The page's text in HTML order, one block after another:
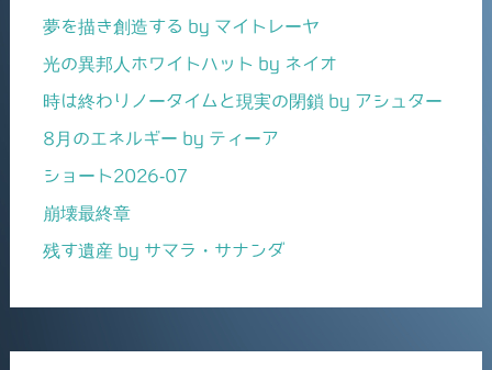
夢を描き創造する by マイトレーヤ
光の異邦人ホワイトハット by ネイオ
時は終わりノータイムと現実の閉鎖 by アシュター
8月のエネルギー by ティーア
ショート2026-07
崩壊最終章
残す遺産 by サマラ・サナンダ